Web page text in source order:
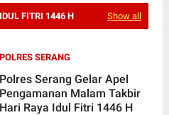
IDUL FITRI 1446 H Show all
POLRES SERANG
Polres Serang Gelar Apel
Pengamanan Malam Takbir
Hari Raya Idul Fitri 1446 H